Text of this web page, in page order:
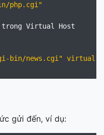
php.cgi"
trong Virtual Host
bin/news.cgi" virtual
gửi đến, ví dụ: